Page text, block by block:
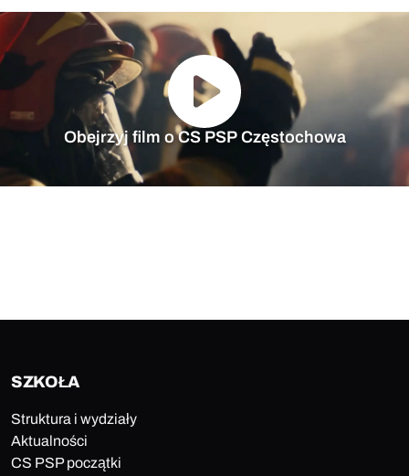
Obejrzyj film o CS PSP Częstochowa
SZKOŁA
Struktura i wydziały
Aktualności
CS PSP początki